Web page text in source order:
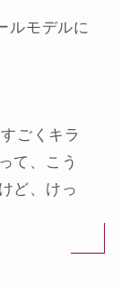
ルモデルに
ごくキラ
て、こう
ど、けっ